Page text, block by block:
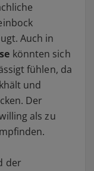
Auch in
könnten sich
fühlen, da
und
Der
als zu
der